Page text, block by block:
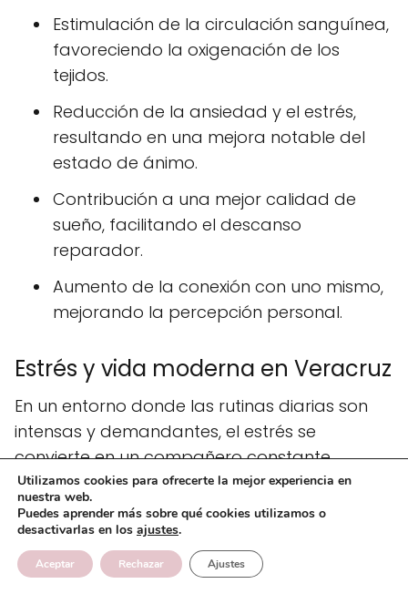
Estimulación de la circulación sanguínea,
favoreciendo la oxigenación de los
tejidos.
Reducción de la ansiedad y el estrés,
resultando en una mejora notable del
estado de ánimo.
Contribución a una mejor calidad de
sueño, facilitando el descanso
reparador.
Aumento de la conexión con uno mismo,
mejorando la percepción personal.
Estrés y vida moderna en Veracruz
En un entorno donde las rutinas diarias son
intensas y demandantes, el estrés se
convierte en un compañero constante.
Veracruz no es la excepción, y muchas
personas enfrentan un ritmo acelerado de
vida que les genera incomodidad y tensión.
La búsqueda de actividades que promuevan
la relajación es crucial para contrarrestar los
Utilizamos cookies para ofrecerte la mejor experiencia en
nuestra web.
Puedes aprender más sobre qué cookies utilizamos o
desactivarlas en los ajustes.
Aceptar Rechazar Ajustes